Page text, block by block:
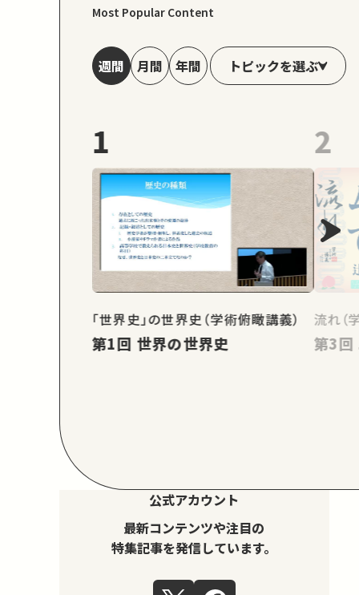
Most Popular Content
週間 月間 年間 トピックを選ぶ
1
「世界史」の世界史（学術俯瞰講義）
第1回 世界の世界史
2
流れ（
公式アカウント
最新コンテンツや注目の
特集記事を発信しています。